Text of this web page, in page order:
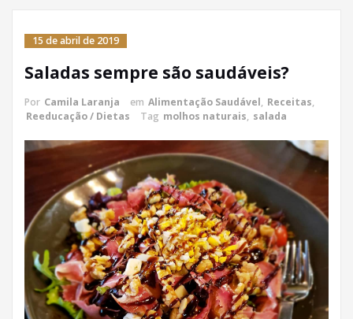
15 de abril de 2019
Saladas sempre são saudáveis?
Por Camila Laranja em Alimentação Saudável, Receitas,
Reeducação / Dietas
Tag molhos naturais, salada